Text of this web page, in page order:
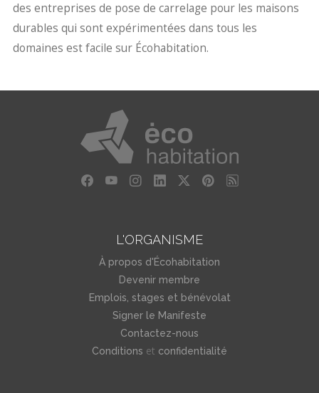
des entreprises de pose de carrelage pour les maisons
durables qui sont expérimentées dans tous les
domaines est facile sur Écohabitation.
L'ORGANISME
À propos d'Écohabitation
Devenir membre
Emplois, stages et bénévolat
Signer le Manifeste
Contactez-nous
Conditions et confidentialité